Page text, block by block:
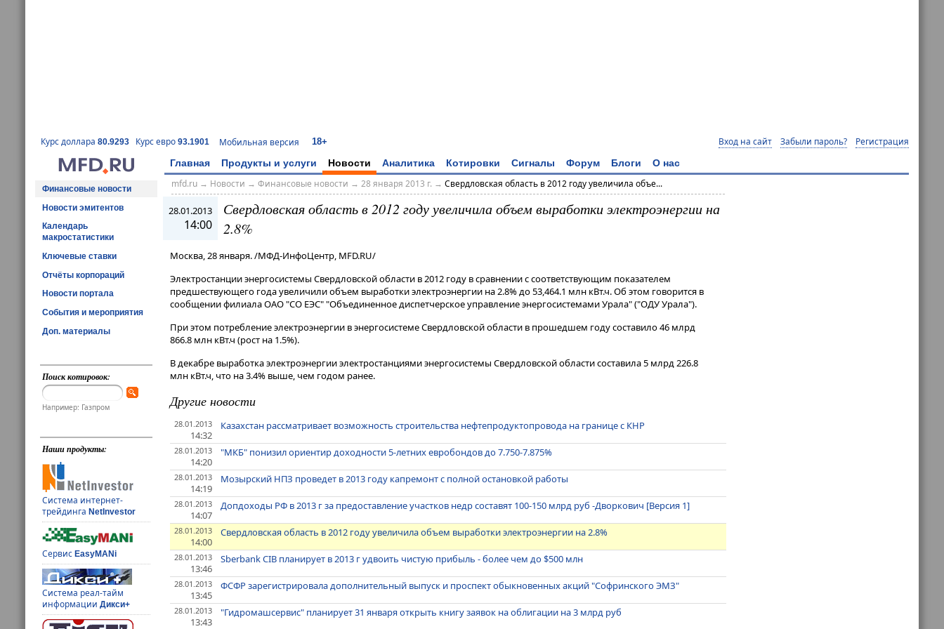
Курс доллара 80.9293 Курс евро 93.1901 Мобильная версия 18+ Вход на сайт Забыли пароль? Регистрация
Главная Продукты и услуги Новости Аналитика Котировки Сигналы Форум Блоги О нас
Финансовые новости
Новости эмитентов
Календарь
макростатистики
Ключевые ставки
Отчёты корпораций
Новости портала
События и мероприятия
Доп. материалы
Поиск котировок:
Например: Газпром
Наши продукты:
Система интернет-
трейдингаNetInvestor
СервисEasyMANi
Система реал-тайм
информацииДикси+
mfd.ru→ Новости → Финансовые новости → 28 января 2013 г. → Свердловская область в 2012 году увеличила объе...
28.01.2013
14:00
Свердловская область в 2012 году увеличила объем выработки электроэнергии на
2.8%
Москва, 28 января. /МФД-ИнфоЦентр, MFD.RU/
Электростанции энергосистемы Свердловской области в 2012 году в сравнении с соответствующим показателем
предшествующего года увеличили объем выработки электроэнергии на 2.8% до 53,464.1 млн кВт.ч. Об этом говорится в
сообщении филиала ОАО "СО ЕЭС" "Объединенное диспетчерское управление энергосистемами Урала" ("ОДУ Урала").
При этом потребление электроэнергии в энергосистеме Свердловской области в прошедшем году составило 46 млрд
866.8 млн кВт.ч (рост на 1.5%).
В декабре выработка электроэнергии электростанциями энергосистемы Свердловской области составила 5 млрд 226.8
млн кВт.ч, что на 3.4% выше, чем годом ранее.
Другие новости
28.01.2013
14:32
Казахстан рассматривает возможность строительства нефтепродуктопровода на границе с КНР
28.01.2013
14:20
"МКБ" понизил ориентир доходности 5-летних евробондов до 7.750-7.875%
28.01.2013
14:19
Мозырский НПЗ проведет в 2013 году капремонт с полной остановкой работы
28.01.2013
14:07
Допдоходы РФ в 2013 г за предоставление участков недр составят 100-150 млрд руб -Дворкович [Версия 1]
28.01.2013
14:00
Свердловская область в 2012 году увеличила объем выработки электроэнергии на 2.8%
28.01.2013
13:46
Sberbank CIB планирует в 2013 г удвоить чистую прибыль - более чем до $500 млн
28.01.2013
13:45
ФСФР зарегистрировала дополнительный выпуск и проспект обыкновенных акций "Софринского ЭМЗ"
28.01.2013
13:43
"Гидромашсервис" планирует 31 января открыть книгу заявок на облигации на 3 млрд руб